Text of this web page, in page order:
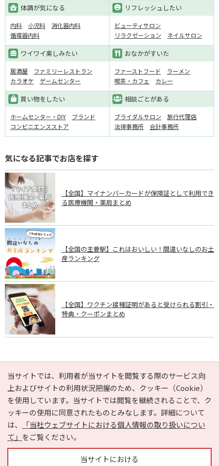
体調が気になる
内科 小児科
消化器内科
循環器内科
リフレッシュしたい
ビューティサロン
リラクゼーション
ネイルサロン
ワイワイ楽しみたい
居酒屋
ファミリーレストラン
カラオケ
ゲームセンター
おなかがすいた
ファーストフード
ラーメン
喫茶・カフェ
カレー
買い物をしたい
ホームセンター・DIY
ブランド
コンビニエンスストア
相談ごとがある
ブライダルサロン
旅行代理店
法律事務所
会計事務所
気になる記事でお店を探す
【全国】マイナンバーカードが保険証として利用でき
る医療機関・薬局まとめ
【全国の主要駅】これはおいしい！間違いなしのお土
産ランキング
【全国】ワクチン接種証明があると受けられる割引・
特典・クーポンまとめ
PAGE TOP
当サイトでは、利用者が当サイトを閲覧する際のサービス向
上およびサイトの利用状況把握のため、クッキー（Cookie）
を使用しています。当サイトでは閲覧を継続されることで、ク
ッキーの使用に同意されたものとみなします。詳細について
は、
「当社ウェブサイトにおける個人情報の取り扱いについ
て」 をご覧ください。
当サイトにおける
e-NAVITA（イーナビタ）とは？ お気に入り
ヘルプ
利用規約
個人情報の取り扱いについて
運営会社
サイトマップ
広告掲載に関するお問い合わせ